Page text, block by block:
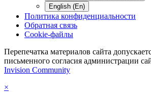
English (En)
Политика конфиденциальности
Обратная связь
Cookie-файлы
Перепечатка материалов сайта
письменного согласия администрации
Invision Community
×